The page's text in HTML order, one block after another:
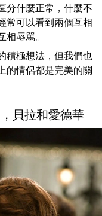
分什麼正常，什麼不
常可以看到兩個互相
相辱駡。
積極想法，但我們也
的情侶都是完美的關
貝拉和愛德華